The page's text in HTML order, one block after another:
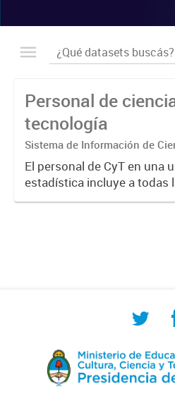
Personal de
tecnología
Sistema de Información de
Tecnología Argentino (SICYTAR)
El personal de CyT en una
estadística incluye a todas
personas involucradas